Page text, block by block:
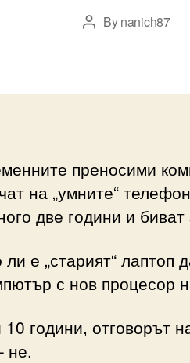
PostBynanich87
преносими
на „умните“
две години и биват
е „старият“ лаптоп
с нов процесор
години, отговорът
не.